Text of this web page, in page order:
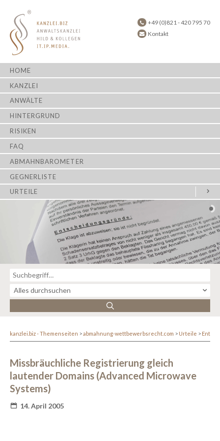
+49 (0)821 - 420 795 70
Kontakt
HOME
KANZLEI
ANWÄLTE
HINTERGRUND
RISIKEN
FAQ
ABMAHNBAROMETER
GEGNERLISTE
URTEILE
kanzlei.biz - Themenseiten abmahnung-wettbewerbsrecht.com Urteile
Missbräuchliche Registrierung gleich
lautender Domains (Advanced Microwave
Systems)
14. April 2005